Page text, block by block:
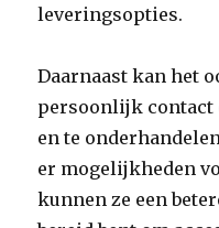
leveringsopties.
Daarnaast kan het
persoonlijk contact
en te
er mogelijkheden
kunnen ze een